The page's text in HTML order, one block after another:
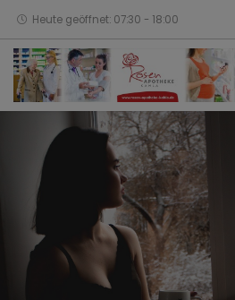
Heute geöffnet: 07:30 - 18:00